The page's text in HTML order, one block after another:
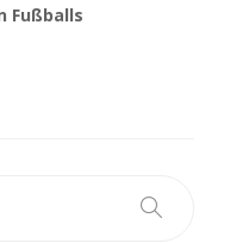
Fußballs